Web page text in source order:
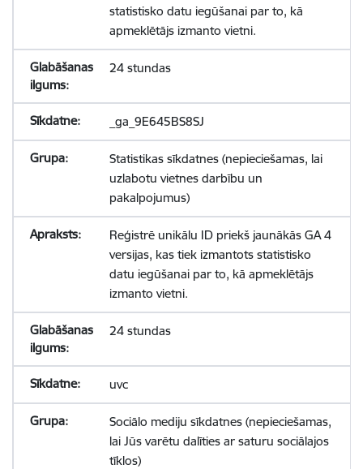
statistisko datu iegūšanai par to, kā
apmeklētājs izmanto vietni.
24 stundas
_ga_9E645BS8SJ
Statistikas sīkdatnes (nepieciešamas, lai
uzlabotu vietnes darbību un
pakalpojumus)
Reģistrē unikālu ID priekš jaunākās GA 4
versijas, kas tiek izmantots statistisko
datu iegūšanai par to, kā apmeklētājs
izmanto vietni.
24 stundas
uvc
Sociālo mediju sīkdatnes (nepieciešamas,
lai Jūs varētu dalīties ar saturu sociālajos
tīklos)